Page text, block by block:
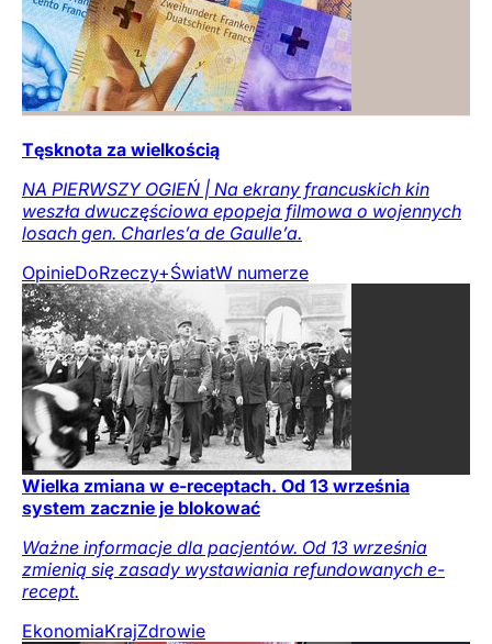
Tęsknota za wielkością
NA PIERWSZY OGIEŃ | Na ekrany francuskich kin
weszła dwuczęściowa epopeja filmowa o wojennych
losach gen. Charles’a de Gaulle’a.
OpinieDoRzeczy+ŚwiatW numerze
Wielka zmiana w e-receptach. Od 13 września
system zacznie je blokować
Ważne informacje dla pacjentów. Od 13 września
zmienią się zasady wystawiania refundowanych e-
recept.
EkonomiaKrajZdrowie